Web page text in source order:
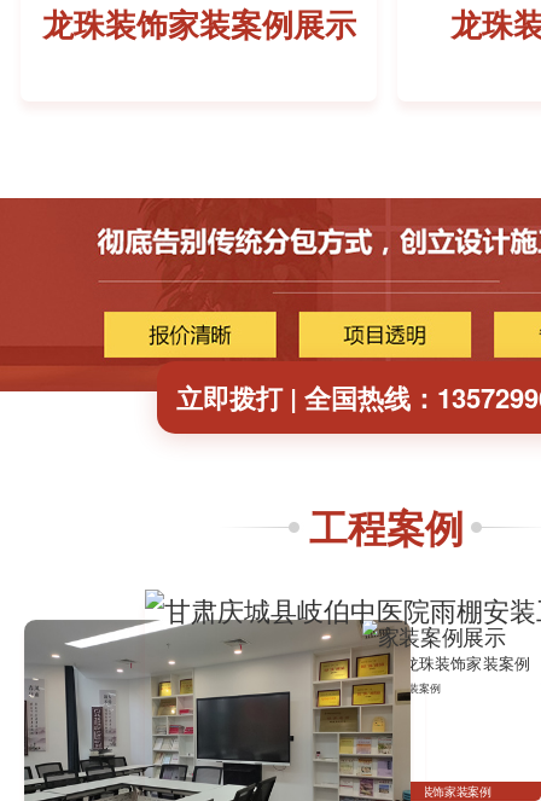
龙珠装饰家装案例展示 龙珠
立即拨打 | 全国热线：
工程案例
龙珠装饰家装案例
龙珠装饰校园文化建设篇